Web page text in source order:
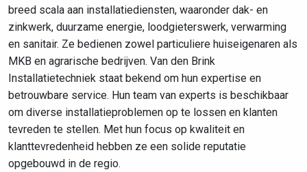
breed scala aan installatiediensten, waaronder dak- en
zinkwerk, duurzame energie, loodgieterswerk, verwarming
en sanitair. Ze bedienen zowel particuliere huiseigenaren als
MKB en agrarische bedrijven. Van den Brink
Installatietechniek staat bekend om hun expertise en
betrouwbare service. Hun team van experts is beschikbaar
om diverse installatieproblemen op te lossen en klanten
tevreden te stellen. Met hun focus op kwaliteit en
klanttevredenheid hebben ze een solide reputatie
opgebouwd in de regio.